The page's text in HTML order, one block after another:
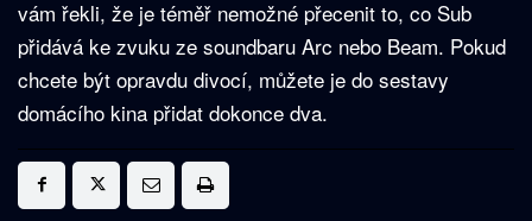
vám řekli, že je téměř nemožné přecenit to, co Sub
přidává ke zvuku ze soundbaru Arc nebo Beam. Pokud
chcete být opravdu divocí, můžete je do sestavy
domácího kina přidat dokonce dva.